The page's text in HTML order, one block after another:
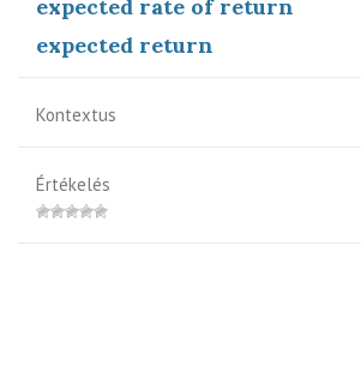
expected rate of return
expected return
Kontextus
Értékelés